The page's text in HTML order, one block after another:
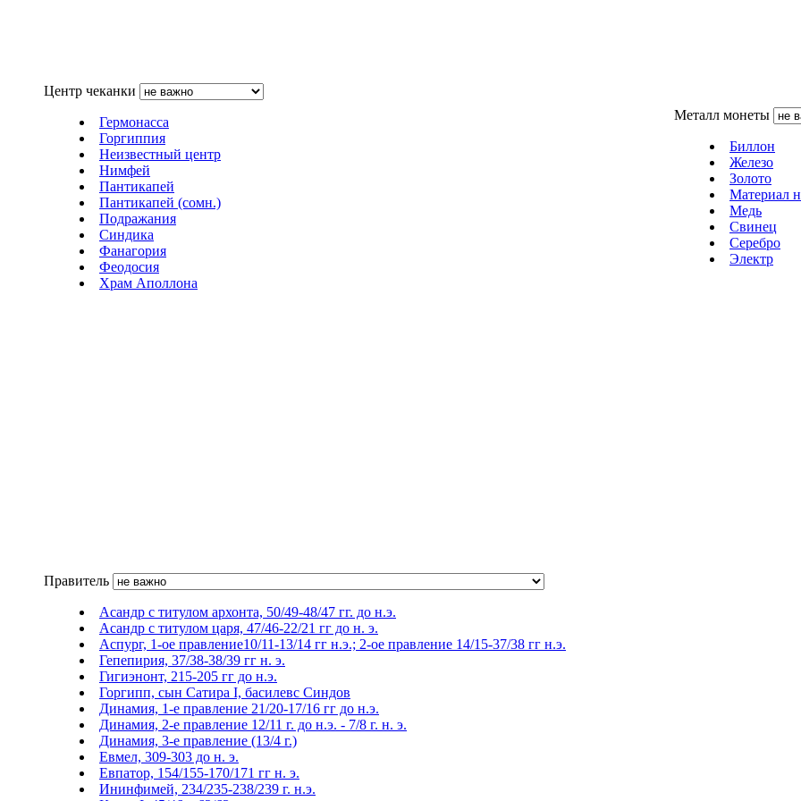
Центр чеканки
Гермонасса
Горгиппия
Неизвестный центр
Нимфей
Пантикапей
Пантикапей (сомн.)
Подражания
Синдика
Фанагория
Феодосия
Храм Аполлона
Металл монеты
Биллон
Железо
Золото
Материал
Медь
Свинец
Серебро
Электр
Правитель
Асандр с титулом архонта, 50/49-48/47 гг. до н.э.
Асандр с титулом царя, 47/46-22/21 гг до н. э.
Аспург, 1-ое правление10/11-13/14 гг н.э.; 2-ое правление 14/15-37/38 гг н.э.
Гепепирия, 37/38-38/39 гг н. э.
Гигиэнонт, 215-205 гг до н.э.
Горгипп, сын Сатира I, басилевс Синдов
Динамия, 1-е правление 21/20-17/16 гг до н.э.
Динамия, 2-е правление 12/11 г. до н.э. - 7/8 г. н. э.
Динамия, 3-е правление (13/4 г.)
Евмел, 309-303 до н. э.
Евпатор, 154/155-170/171 гг н. э.
Ининфимей, 234/235-238/239 г. н.э.